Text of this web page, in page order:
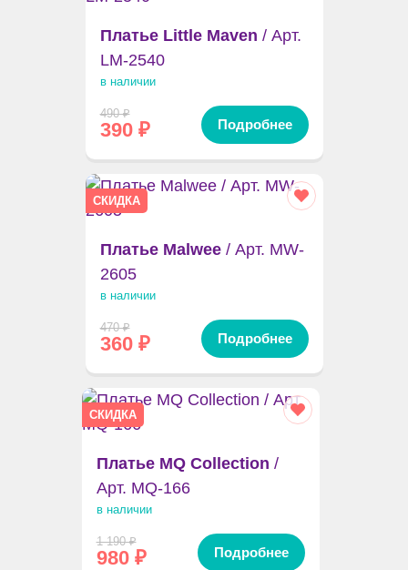
Платье Little Maven / Арт.
LM-2540
в наличии
490₽
390₽ Подробнее
СКИДКА
Платье Malwee/ Арт. MW-
2605
в наличии
470₽
360₽ Подробнее
СКИДКА
Платье MQ Collection /
Арт. MQ-166
в наличии
1 190₽
980₽ Подробнее